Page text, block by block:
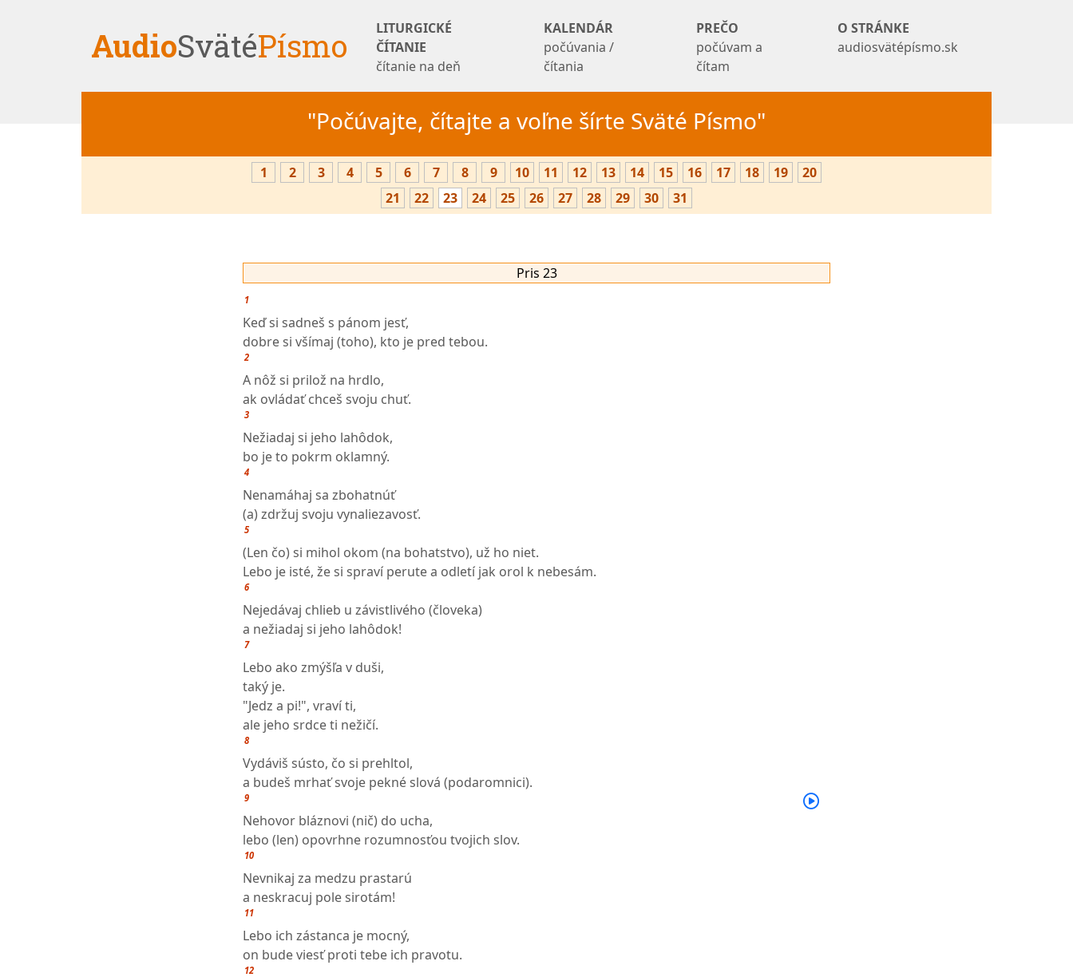
AudioSvätéPísmo
LITURGICKÉ
ČÍTANIE
čítanie na deň
KALENDÁR
počúvania /
čítania
PREČO
počúvam a
čítam
O STRÁNKE
audiosvätépísmo.sk
"Počúvajte, čítajte a voľne šírte Sväté Písmo"
1 2 3 4 5 6 7 8 9 10 11 12 13 14 15 16 17 18 19
20
21
22 23 24 25 26 27 28 29 30 31
Pris 23
1
Keď si sadneš s pánom jesť,
dobre si všímaj (toho), kto je pred tebou.
2
A nôž si prilož na hrdlo,
ak ovládať chceš svoju chuť.
3
Nežiadaj si jeho lahôdok,
bo je to pokrm oklamný.
4
Nenamáhaj sa zbohatnúť
(a) zdržuj svoju vynaliezavosť.
5
(Len čo) si mihol okom (na bohatstvo), už ho niet.
Lebo je isté, že si spraví perute a odletí jak orol k nebesám.
6
Nejedávaj chlieb u závistlivého (človeka)
a nežiadaj si jeho lahôdok!
7
Lebo ako zmýšľa v duši,
taký je.
"Jedz a pi!", vraví ti,
ale jeho srdce ti nežičí.
8
Vydáviš sústo, čo si prehltol,
a budeš mrhať svoje pekné slová (podaromnici).
9
Nehovor bláznovi (nič) do ucha,
lebo (len) opovrhne rozumnosťou tvojich slov.
10
Nevnikaj za medzu prastarú
a neskracuj pole sirotám!
11
Lebo ich zástanca je mocný,
on bude viesť proti tebe ich pravotu.
12